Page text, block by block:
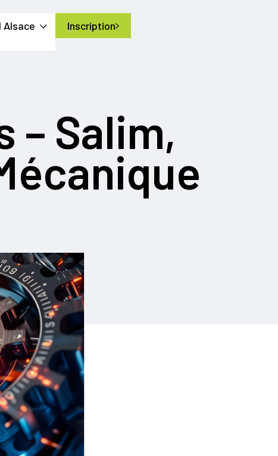
Alsace Inscription
– Salim,